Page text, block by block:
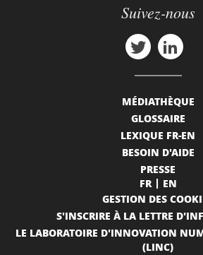
Suivez-nous
MÉDIATHÈQUE
GLOSSAIRE
LEXIQUE FR-EN
BESOIN D'AIDE
PRESSE
FR
EN
GESTION DES
S'INSCRIRE À LA LETTRE
LE LABORATOIRE D'INNOVATION
(LINC)